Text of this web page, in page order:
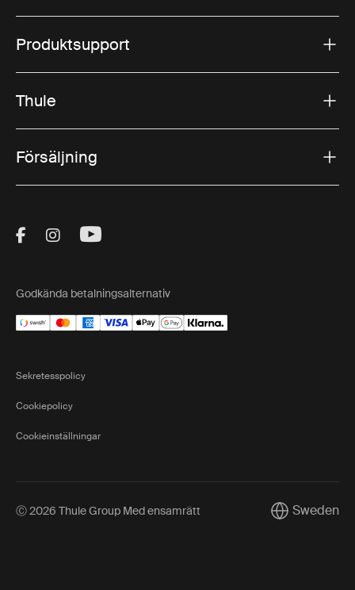
Produktsupport
Thule
Försäljning
Visit Thule on Facebook (external link)
Visit Thule on Instagram (external link)
Visit Thule on Youtube (external
Godkända betalningsalternativ
Sekretesspolicy
Cookiepolicy
Cookieinställningar
Ⓒ 2026 Thule Group Med ensamrätt CurrentSweden